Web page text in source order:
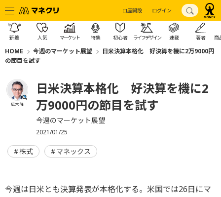
口座開設 ログイン
新着 人気 マーケット 特集 初心者 ライフデザイン 連載 著者 商
HOME 今週のマーケット展望
日米決算本格化 好決算を機に2万9000円
の節目を試す
広木 隆
日米決算本格化 好決算を機に2
万9000円の節目を試す
今週のマーケット展望
2021/01/25
株式 マネックス
今週は日米とも決算発表が本格化する。米国では26日にマ